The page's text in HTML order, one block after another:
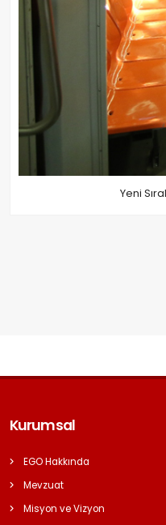
Yeni
Kurumsal
EGO Hakkında
Mevzuat
Misyon ve Vizyon